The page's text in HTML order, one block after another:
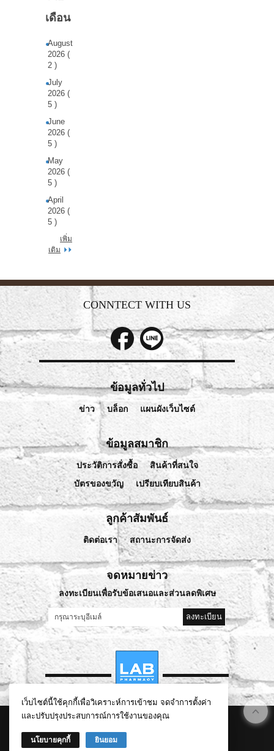
เดือน
August
2026 (
2 )
July
2026 (
5 )
June
2026 (
5 )
May
2026 (
5 )
April
2026 (
5 )
เพิ่ม
เติม
CONNTECT WITH US
ข้อมูลทั่วไป
ข่าว บล็อก แผนผังเว็บไซต์
ข้อมูลสมาชิก
ประวัติการสั่งซื้อ
สินค้าที่สนใจ
บัตรของขวัญ
เปรียบเทียบสินค้า
ลูกค้าสัมพันธ์
ติดต่อเรา สถานะการจัดส่ง
จดหมายข่าว
ลงทะเบียนเพื่อรับข้อเสนอและส่วนลดพิเศษ
ลงทะเบียน
©2026lablivehealthy.com All Rights Reserved.
เว็บไซต์นี้ใช้คุกกี้เพื่อวิเคราะห์การเข้าชม จดจำการตั้งค่า
และปรับปรุงประสบการณ์การใช้งานของคุณ
นโยบายคุกกี้ ยินยอม